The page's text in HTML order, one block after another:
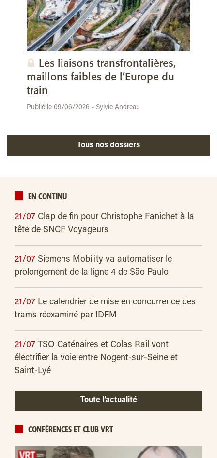
Les liaisons transfrontalières,
maillons faibles de l’Europe du
train
Publié le 09/06/2026 - Sylvie Andreau
Tous nos dossiers
EN CONTINU
21/07 Clap de fin pour Christophe Fanichet à la
tête de SNCF Voyageurs
21/07 Siemens Mobility va automatiser le
prolongement de la ligne 4 de São Paulo
21/07 Le calendrier de mise en concurrence des
trams réexaminé par IDFM
21/07 TSO Caténaires et Colas Rail vont
électrifier la voie entre Nogent-sur-Seine et
Saint-Lyé
Toute l’actualité
CONFÉRENCES ET CLUB VRT